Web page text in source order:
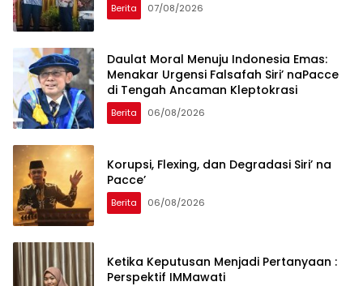
Berita 07/08/2026
Daulat Moral Menuju Indonesia Emas:
Menakar Urgensi Falsafah Siri’ naPacce
di Tengah Ancaman Kleptokrasi
Berita 06/08/2026
Korupsi, Flexing, dan Degradasi Siri’ na
Pacce’
Berita 06/08/2026
Ketika Keputusan Menjadi Pertanyaan :
Perspektif IMMawati